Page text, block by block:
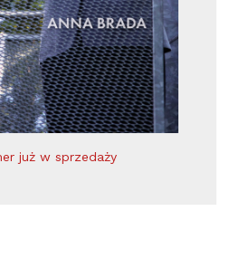
już w sprzedaży